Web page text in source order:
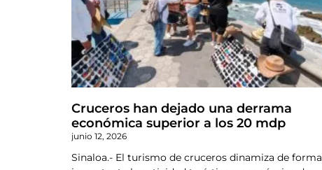
Cruceros han dejado una derrama
económica superior a los 20 mdp
junio 12, 2026
Sinaloa.- El turismo de cruceros dinamiza de forma